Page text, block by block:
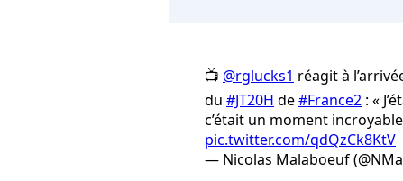
📺 @rglucks1 réagit à
du #JT20H de#France2 : «
c’était un moment
pic.twitter.com/qdQzCk8KtV
— Nicolas Malaboeuf